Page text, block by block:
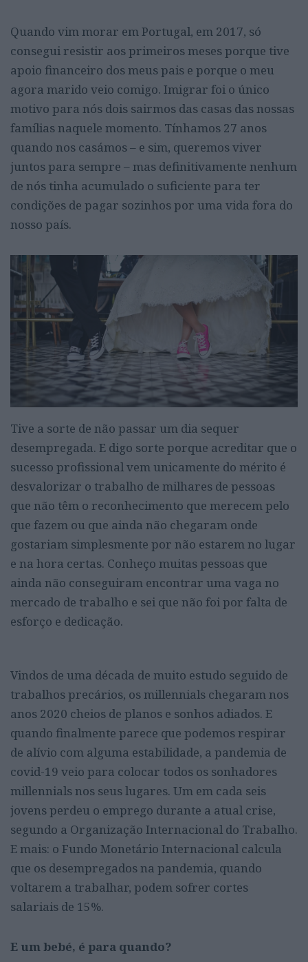
Quando vim morar em Portugal, em 2017, só
consegui resistir aos primeiros meses porque tive
apoio financeiro dos meus pais e porque o meu
agora marido veio comigo. Imigrar foi o único
motivo para nós dois sairmos das casas das nossas
famílias naquele momento. Tínhamos 27 anos
quando nos casámos – e sim, queremos viver
juntos para sempre – mas definitivamente nenhum
de nós tinha acumulado o suficiente para ter
condições de pagar sozinhos por uma vida fora do
nosso país.
Tive a sorte de não passar um dia sequer
desempregada. E digo sorte porque acreditar que o
sucesso profissional vem unicamente do mérito é
desvalorizar o trabalho de milhares de pessoas
que não têm o reconhecimento que merecem pelo
que fazem ou que ainda não chegaram onde
gostariam simplesmente por não estarem no lugar
e na hora certas. Conheço muitas pessoas que
ainda não conseguiram encontrar uma vaga no
mercado de trabalho e sei que não foi por falta de
esforço e dedicação.
Vindos de uma década de muito estudo seguido de
trabalhos precários, os millennials chegaram nos
anos 2020 cheios de planos e sonhos adiados. E
quando finalmente parece que podemos respirar
de alívio com alguma estabilidade, a pandemia de
covid-19 veio para colocar todos os sonhadores
millennials nos seus lugares. Um em cada seis
jovens perdeu o emprego durante a atual crise,
segundo a Organização Internacional do Trabalho.
E mais: o Fundo Monetário Internacional calcula
que os desempregados na pandemia, quando
voltarem a trabalhar, podem sofrer cortes
salariais de 15%.
E um bebé, é para quando?